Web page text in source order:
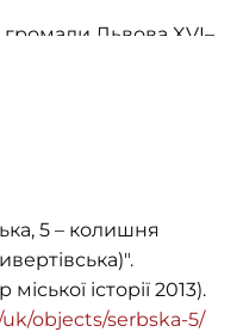
громади Львова XVI–
взаємини) (Львів:
У 4 т. Т. 3.
5 – колишня
міської історії 2013).
objects/serbska-5/